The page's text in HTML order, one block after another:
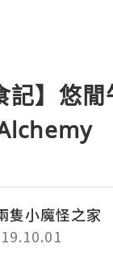
記】悠
隻小魔怪之家